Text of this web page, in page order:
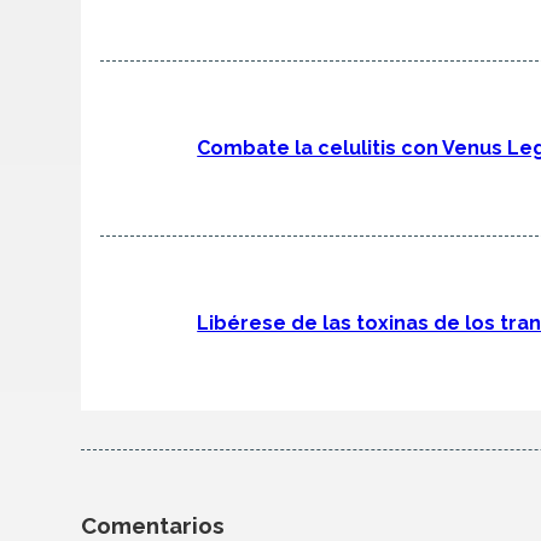
Combate la celulitis con Venus
Libérese de las toxinas de los
Comentarios